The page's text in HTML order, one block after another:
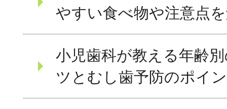
やすい食べ物や注意点
小児歯科が教える年齢
ツとむし歯予防のポイ